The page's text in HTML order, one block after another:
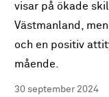
visar på ökade
Västmanland,
och en positiv
mående.
30 september 2024